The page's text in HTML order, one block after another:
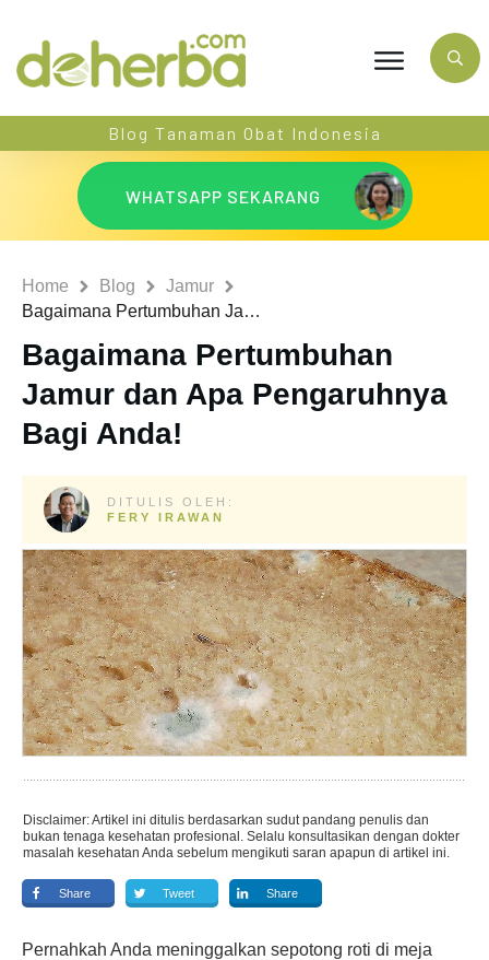
Blog Tanaman Obat Indonesia
WHATSAPP SEKARANG
Home Blog
Jamur
Bagaimana Pertumbuhan Jamur dan Apa Pengaruhnya Bagi Anda!
Bagaimana Pertumbuhan
Jamur dan Apa Pengaruhnya
Bagi Anda!
DITULIS OLEH:
FERY IRAWAN
Disclaimer: Artikel ini ditulis berdasarkan sudut pandang penulis dan
bukan tenaga kesehatan profesional. Selalu konsultasikan dengan dokter
masalah kesehatan Anda sebelum mengikuti saran apapun di artikel ini.
Share Tweet Share
Pernahkah Anda meninggalkan sepotong roti di meja